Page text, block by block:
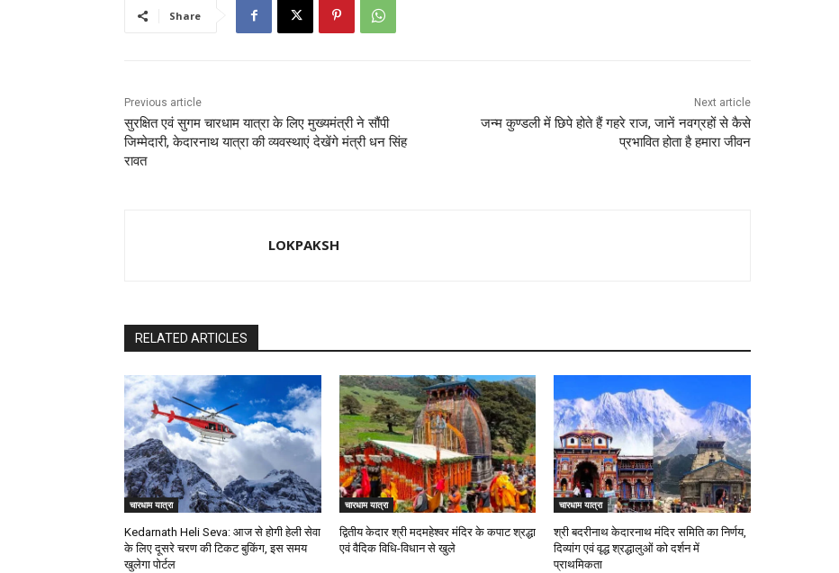
o n
Share
Previous article
सुरक्षित एवं सुगम चारधाम यात्रा के लिए मुख्यमंत्री ने सौंपी
जिम्मेदारी, केदारनाथ यात्रा की व्यवस्थाएं देखेंगे मंत्री धन सिंह
रावत
Next article
जन्म कुण्डली में छिपे होते हैं गहरे राज, जानें नवग्रहों से कैसे
प्रभावित होता है हमारा जीवन
LOKPAKSH
RELATED ARTICLES
चारधाम यात्रा
Kedarnath Heli Seva: आज से होगी हेली सेवा
के लिए दूसरे चरण की टिकट बुकिंग, इस समय
खुलेगा पोर्टल
चारधाम यात्रा
द्वितीय केदार श्री मदमहेश्वर मंदिर के कपाट श्रद्धा
एवं वैदिक विधि-विधान से खुले
चारधाम यात्रा
श्री बदरीनाथ केदारनाथ मंदिर समिति का निर्णय,
दिव्यांग एवं वृद्ध श्रद्धालुओं को दर्शन में
प्राथमिकता